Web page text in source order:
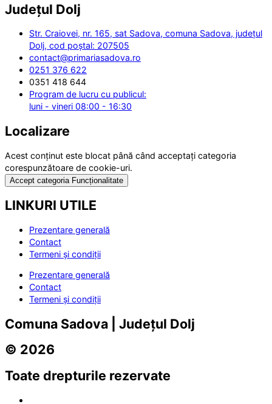
Județul Dolj
Str. Craiovei, nr. 165, sat Sadova, comuna Sadova, județul
Dolj, cod poștal: 207505
contact@primariasadova.ro
0251 376 622
0351 418 644
Program de lucru cu publicul:
luni - vineri 08:00 - 16:30
Localizare
Acest conținut este blocat până când acceptați categoria
corespunzătoare de cookie-uri.
Accept categoria Funcționalitate
LINKURI UTILE
Prezentare generală
Contact
Termeni și condiții
Prezentare generală
Contact
Termeni și condiții
Comuna Sadova | Județul Dolj
© 2026
Toate drepturile rezervate